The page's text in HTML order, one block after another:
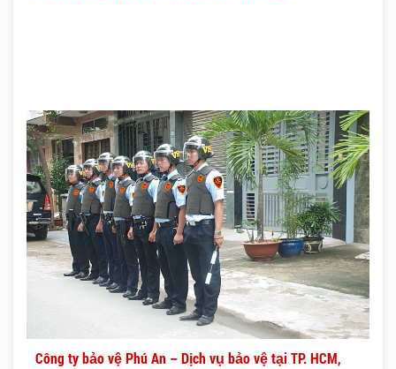
Công ty bảo vệ Phú An – Dịch vụ bảo vệ tại TP. HCM,